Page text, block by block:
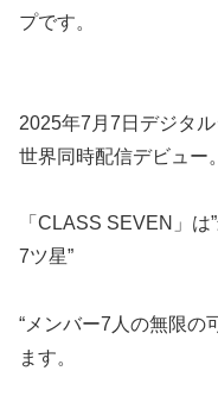
プです。
2025年7月7日デジタ
世界同時配信デビュー。
「CLASS SEVEN」
7ツ星”
“メンバー7人の無限の
ます。